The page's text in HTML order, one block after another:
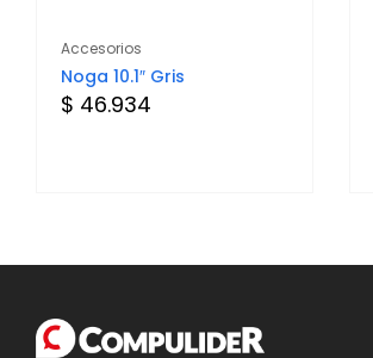
Accesorios
Noga 10.1″ Gris
$ 46.934